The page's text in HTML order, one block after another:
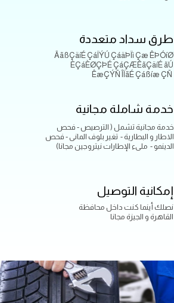
خدمة شاملة مجانية
خدمة مجانية تشمل ( الترصيص - فحص
الاطار و البطارية - تغير بلوف المانى - فحص
الدينمو - ملىء الإطارات نيتروجين مجانا)
طرق سداد متعددة
إمكانية التوصيل
نصلك أينما كنت داخل محافظة
القاهرة و الجيزة مجانا
ÃãßÇäíÉ ÇáÏÝÚ ÇáäÞÏì Çæ ÊÞÓíØ
ÈÇáÈØÇÞÉ ÇáÇÆÊãÇäíÉ ãÚ
ÊæÇÝÑ ÎÏãÉ Çáßíæ ÇÑ